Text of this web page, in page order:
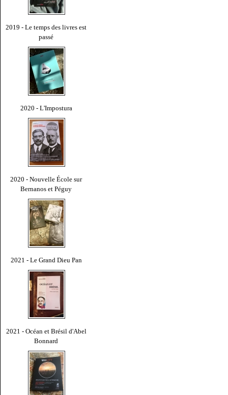
2019 - Le temps des livres est
passé
2020 - L'Impostura
2020 - Nouvelle École sur
Bernanos et Péguy
2021 - Le Grand Dieu Pan
2021 - Océan et Brésil d'Abel
Bonnard